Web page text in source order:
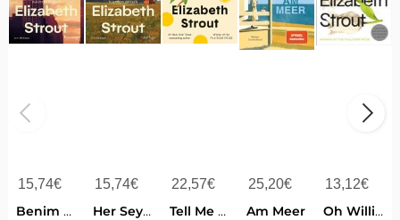
15,74€
Benim Adim Lucy Barton
15,74€
Her Sey Mümkün
22,57€
Tell Me Everything: Oprah's Book Club
25,20€
Am Meer
13,12€
Oh William!